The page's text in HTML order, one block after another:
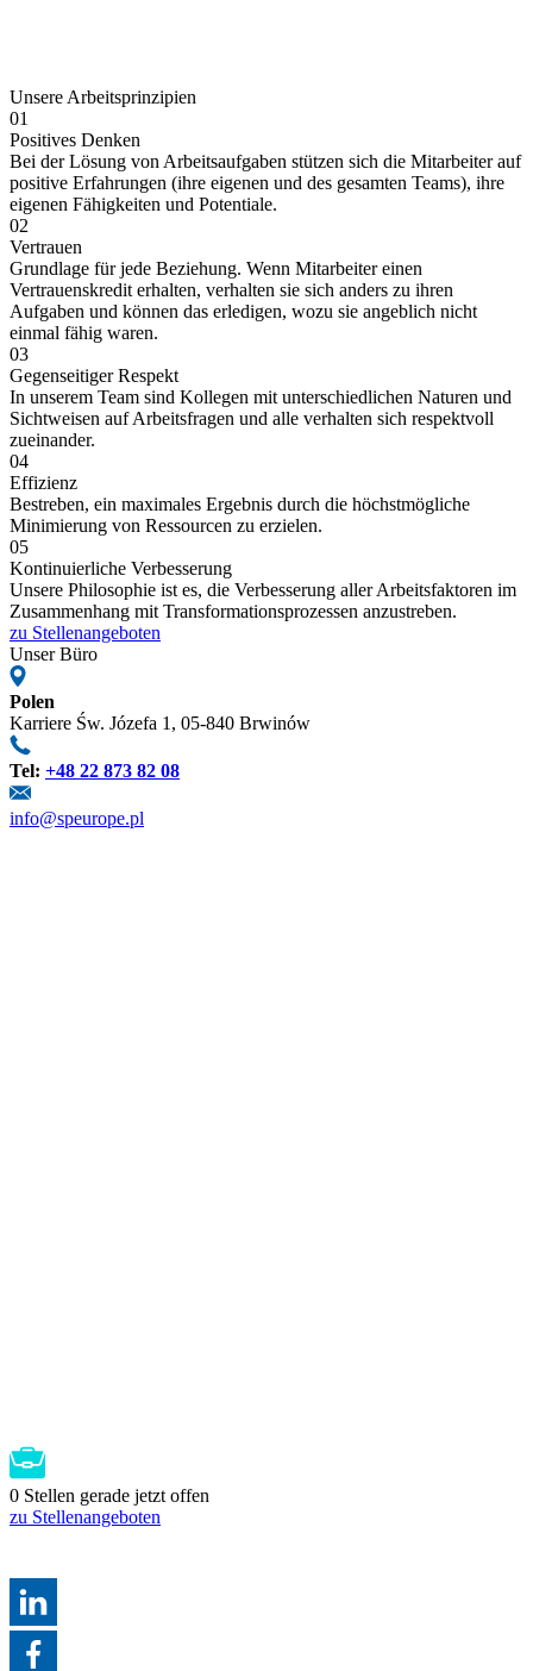
Unsere Arbeitsprinzipien
01
Positives Denken
Bei der Lösung von Arbeitsaufgaben stützen sich die Mitarbeiter auf
positive Erfahrungen (ihre eigenen und des gesamten Teams), ihre
eigenen Fähigkeiten und Potentiale.
02
Vertrauen
Grundlage für jede Beziehung. Wenn Mitarbeiter einen
Vertrauenskredit erhalten, verhalten sie sich anders zu ihren
Aufgaben und können das erledigen, wozu sie angeblich nicht
einmal fähig waren.
03
Gegenseitiger Respekt
In unserem Team sind Kollegen mit unterschiedlichen Naturen und
Sichtweisen auf Arbeitsfragen und alle verhalten sich respektvoll
zueinander.
04
Effizienz
Bestreben, ein maximales Ergebnis durch die höchstmögliche
Minimierung von Ressourcen zu erzielen.
05
Kontinuierliche Verbesserung
Unsere Philosophie ist es, die Verbesserung aller Arbeitsfaktoren im
Zusammenhang mit Transformationsprozessen anzustreben.
zu Stellenangeboten
Unser Büro
Polen
Karriere Św. Józefa 1, 05-840 Brwinów
Tel: +48 22 873 82 08
info@speurope.pl
0 Stellen gerade jetzt offen
zu Stellenangeboten